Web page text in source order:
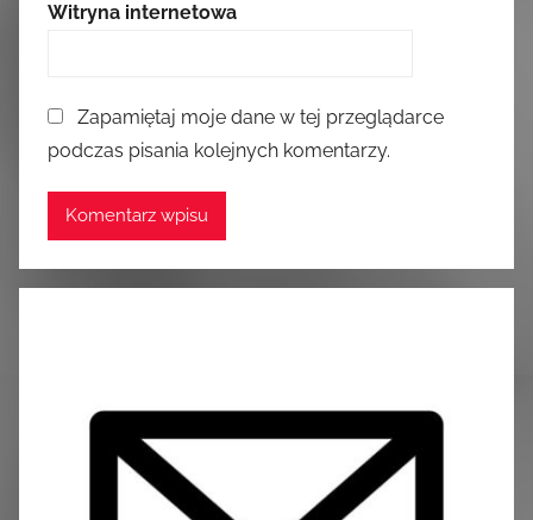
Witryna internetowa
Zapamiętaj moje dane w tej przeglądarce
podczas pisania kolejnych komentarzy.